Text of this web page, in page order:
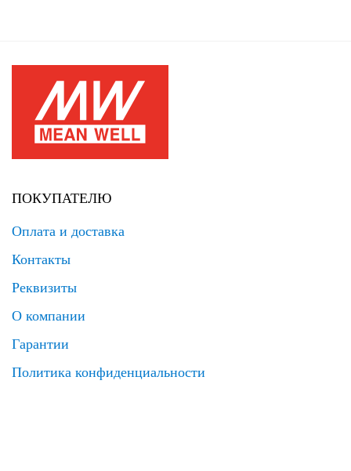
ПОКУПАТЕЛЮ
Оплата и доставка
Контакты
Реквизиты
О компании
Гарантии
Политика конфиденциальности